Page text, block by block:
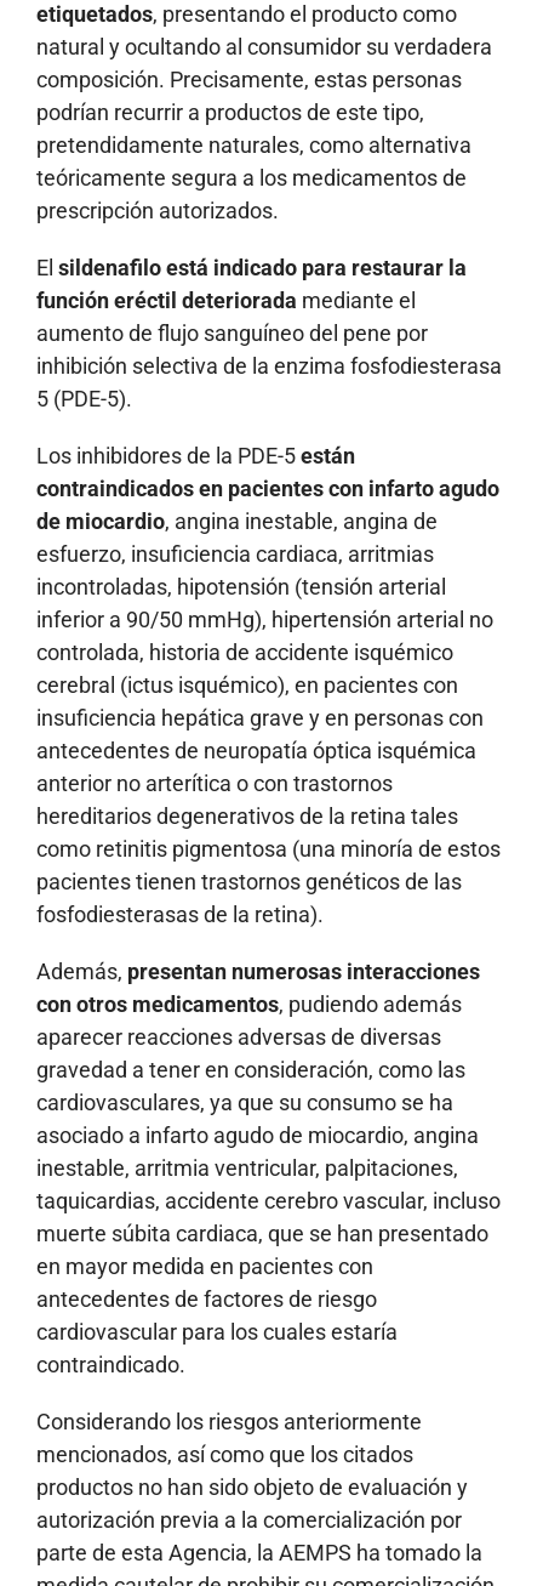
etiquetados, presentando el producto como
natural y ocultando al consumidor su verdadera
composición. Precisamente, estas personas
podrían recurrir a productos de este tipo,
pretendidamente naturales, como alternativa
teóricamente segura a los medicamentos de
prescripción autorizados.
El sildenafilo está indicado para restaurar la
función eréctil deteriorada mediante el
aumento de flujo sanguíneo del pene por
inhibición selectiva de la enzima fosfodiesterasa
5 (PDE-5).
Los inhibidores de la PDE-5están
contraindicados en pacientes con infarto agudo
de miocardio, angina inestable, angina de
esfuerzo, insuficiencia cardiaca, arritmias
incontroladas, hipotensión (tensión arterial
inferior a 90/50 mmHg), hipertensión arterial no
controlada, historia de accidente isquémico
cerebral (ictus isquémico), en pacientes con
insuficiencia hepática grave y en personas con
antecedentes de neuropatía óptica isquémica
anterior no arterítica o con trastornos
hereditarios degenerativos de la retina tales
como retinitis pigmentosa (una minoría de estos
pacientes tienen trastornos genéticos de las
fosfodiesterasas de la retina).
Además, presentan numerosas interacciones
con otros medicamentos, pudiendo además
aparecer reacciones adversas de diversas
gravedad a tener en consideración, como las
cardiovasculares, ya que su consumo se ha
asociado a infarto agudo de miocardio, angina
inestable, arritmia ventricular, palpitaciones,
taquicardias, accidente cerebro vascular, incluso
muerte súbita cardiaca, que se han presentado
en mayor medida en pacientes con
antecedentes de factores de riesgo
cardiovascular para los cuales estaría
contraindicado.
Considerando los riesgos anteriormente
mencionados, así como que los citados
productos no han sido objeto de evaluación y
autorización previa a la comercialización por
parte de esta Agencia, la AEMPS ha tomado la